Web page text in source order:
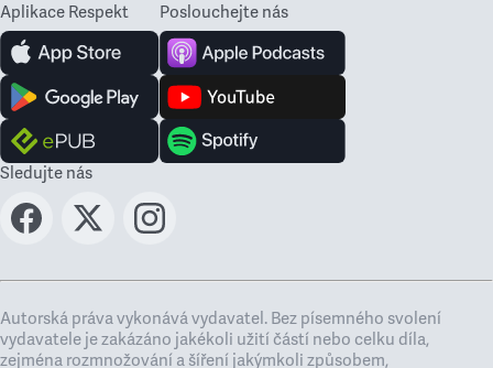
Aplikace Respekt Poslouchejte nás
Sledujte nás
Autorská práva vykonává vydavatel. Bez písemného svolení
vydavatele je zakázáno jakékoli užití částí nebo celku díla,
zejména rozmnožování a šíření jakýmkoli způsobem,